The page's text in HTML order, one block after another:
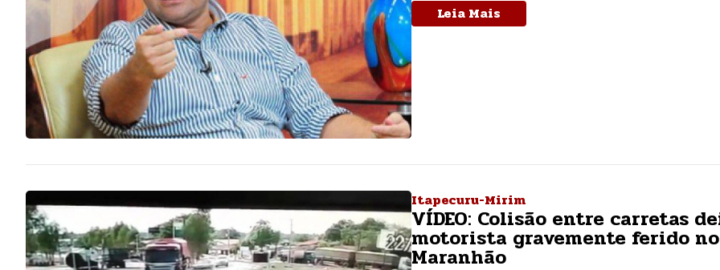
Leia Mais
Itapecuru-Mirim
VÍDEO: Colisão entre carretas
motorista gravemente ferido no
Maranhão